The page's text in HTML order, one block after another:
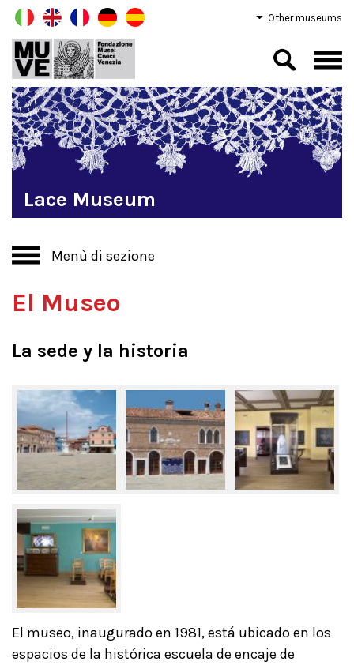
Other museums
Lace Museum
Menù di sezione
El Museo
La sede y la historia
El museo, inaugurado en 1981, está ubicado en los
espacios de la histórica escuela de encaje de